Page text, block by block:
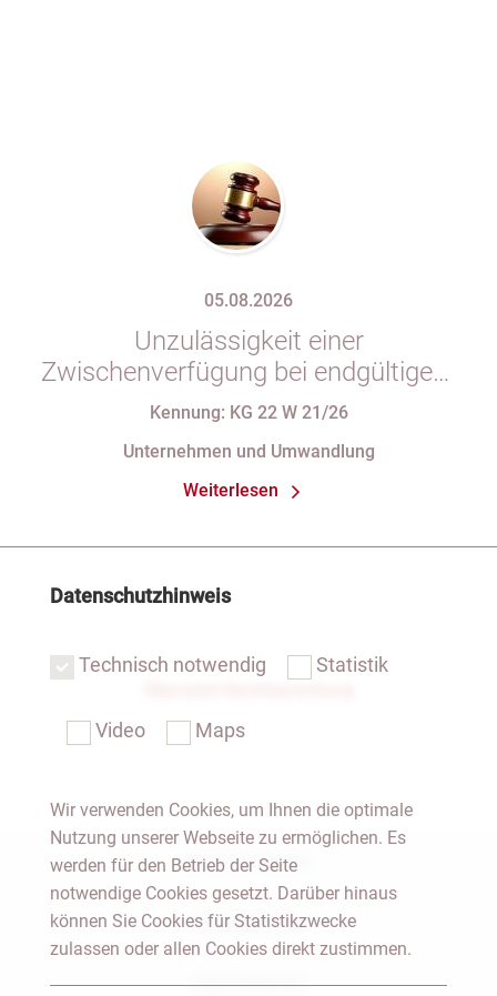
05.08.2026
Unzulässigkeit einer
Zwischenverfügung bei endgültigem
Eintragungshindernis und
einer eGbR im Gesellschaftsregister
Kennung: KG 22 W 21/26
Unternehmen und Umwandlung
Weiterlesen
Notar Dresden
Fachgebiete
Das Notariat
Datenschutzhinweis
Technisch notwendig Statistik
Video Maps
Wir verwenden Cookies, um Ihnen die optimale
Nutzung unserer Webseite zu ermöglichen. Es
werden für den Betrieb der Seite
notwendige Cookies gesetzt. Darüber hinaus
können Sie Cookies für Statistikzwecke
zulassen oder allen Cookies direkt zustimmen.